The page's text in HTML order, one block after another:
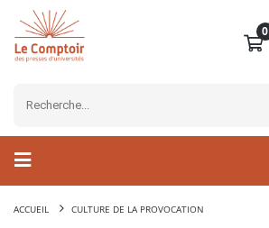
0
ACCUEIL CULTURE DE LA PROVOCATION